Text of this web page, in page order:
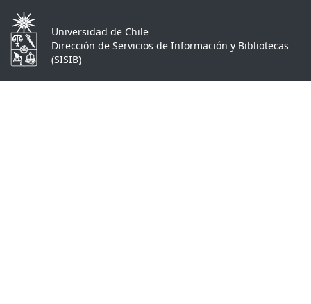
Universidad de Chile
Dirección de Servicios de Información y Bibliotecas
(SISIB)